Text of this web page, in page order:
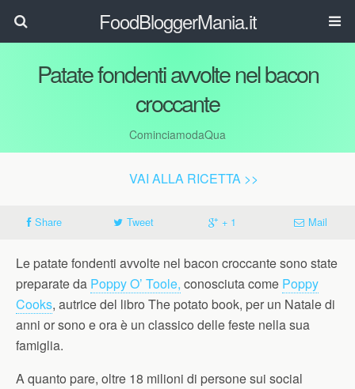
FoodBloggerMania.it
Patate fondenti avvolte nel bacon
croccante
CominciamodaQua
VAI ALLA RICETTA >>
Share Tweet + 1 Mail
Le patate fondenti avvolte nel bacon croccante sono state
preparate da Poppy O’ Toole, conosciuta come Poppy
Cooks, autrice del libro The potato book, per un Natale di
anni or sono e ora è un classico delle feste nella sua
famiglia.
A quanto pare, oltre 18 milioni di persone sui social